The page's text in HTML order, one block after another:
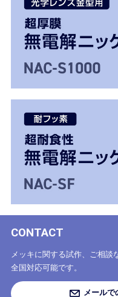
CONTACT
メッキに関する試作、ご相談
全国対応可能です。
メールで